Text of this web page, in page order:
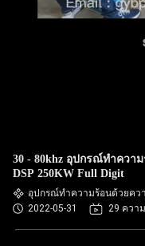
30 - 80khz อุปกรณ์ทำควา
DSP 250KW Full Digit
อุปกรณ์ทำความร้อนด้วยคว
2022-05-31
29 ควา